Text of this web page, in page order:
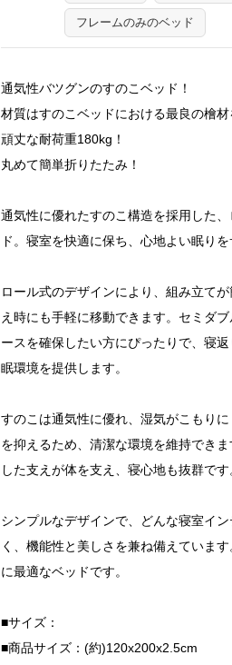
フレームのみのベッド
通気性バツグンのすのこベッド！
材質はすのこベッドにおける最良の檜材
頑丈な耐荷重180kg！
丸めて簡単折りたたみ！
通気性に優れたすのこ構造を採用した
ド。寝室を快適に保ち、心地よい眠りを
ロール式のデザインにより、組み立て
え時にも手軽に移動できます。セミダ
ースを確保したい方にぴったりで、寝
眠環境を提供します。
すのこは通気性に優れ、湿気がこもり
を抑えるため、清潔な環境を維持でき
した支えが体を支え、寝心地も抜群です
シンプルなデザインで、どんな寝室イ
く、機能性と美しさを兼ね備えていま
に最適なベッドです。
■サイズ：
■商品サイズ：(約)120x200x2.5cm